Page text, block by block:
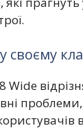
своєму
Wide
проблеми,